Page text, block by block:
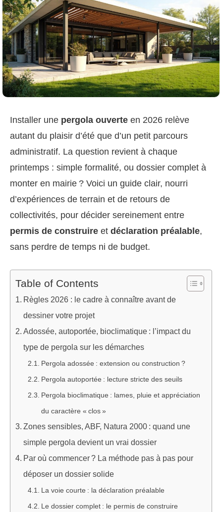
Installer une pergola ouverte en 2026 relève
autant du plaisir d’été que d’un petit parcours
administratif. La question revient à chaque
printemps : simple formalité, ou dossier complet à
monter en mairie ? Voici un guide clair, nourri
d’expériences de terrain et de retours de
collectivités, pour décider sereinement entre
permis de construire et déclaration préalable,
sans perdre de temps ni de budget.
Table of Contents
Règles 2026 : le cadre à connaître avant de
dessiner votre projet
Adossée, autoportée, bioclimatique : l’impact du
type de pergola sur les démarches
Pergola adossée : extension ou construction ?
Pergola autoportée : lecture stricte des seuils
Pergola bioclimatique : lames, pluie et appréciation
du caractère « clos »
Zones sensibles, ABF, Natura 2000 : quand une
simple pergola devient un vrai dossier
Par où commencer ? La méthode pas à pas pour
déposer un dossier solide
La voie courte : la déclaration préalable
Le dossier complet : le permis de construire